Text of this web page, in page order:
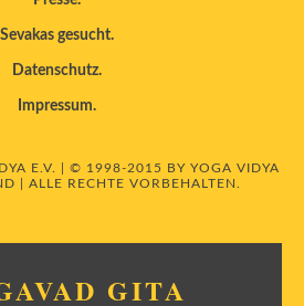
Sevakas gesucht
Datenschutz
Impressum
E.V. | © 1998-2015 BY YOGA VIDYA
| ALLE RECHTE VORBEHALTEN.
GITA